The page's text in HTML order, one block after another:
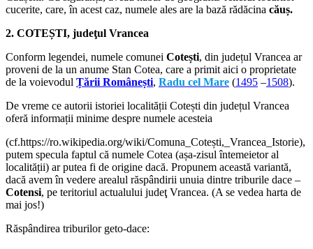
cucerite, care, în acest caz, numele ales are la bază rădăcina căuș.
2. COTEȘTI, judeţul Vrancea
Conform legendei, numele comunei Cotești, din județul Vrancea ar
proveni de la un anume Stan Cotea, care a primit aici o proprietate
de la voievodul Țării Românești, Radu cel Mare (1495 –1508).
De vreme ce autorii istoriei localității Cotești din județul Vrancea
oferă informații minime despre numele acesteia
(cf.https://ro.wikipedia.org/wiki/Comuna_Cotești,_Vrancea_Istorie),
putem specula faptul că numele Cotea (așa-zisul întemeietor al
localității) ar putea fi de origine dacă. Propunem această variantă,
dacă avem în vedere arealul răspândirii unuia dintre triburile dace –
Cotensi, pe teritoriul actualului judeţ Vrancea. (A se vedea harta de
mai jos!)
Răspândirea triburilor geto-dace: